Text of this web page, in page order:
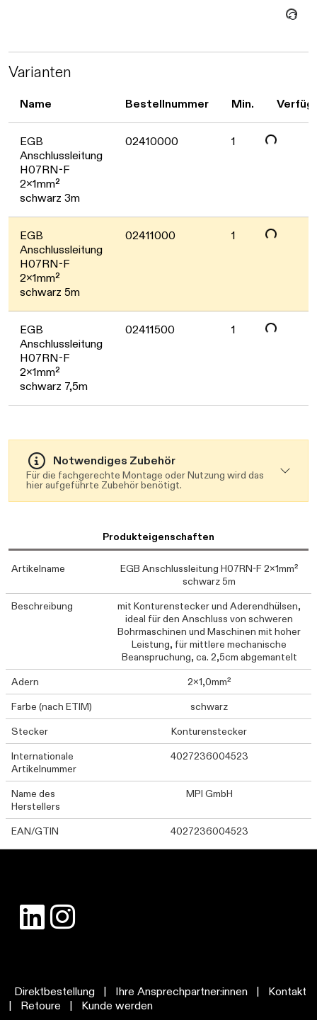
Daten werden geladen. Bitte warten...
Varianten
Name Bestellnummer Min.
EGB
Anschlussleitung
H07RN-F
2x1mm²
schwarz 3m
02410000 1
Daten werden geladen. Bitte warten...
EGB
Anschlussleitung
H07RN-F
2x1mm²
schwarz 5m
02411000 1
Daten werden geladen. Bitte warten...
EGB
Anschlussleitung
H07RN-F
2x1mm²
schwarz 7,5m
02411500 1
Daten werden geladen. Bitte warten...
Notwendiges Zubehör
Für die fachgerechte Montage oder Nutzung wird das
hier aufgeführte Zubehör benötigt.
Produkteigenschaften
Artikelname
EGB Anschlussleitung H07RN-F 2x1mm²
schwarz 5m
Beschreibung
mit Konturenstecker und Aderendhülsen,
ideal für den Anschluss von schweren
Bohrmaschinen und Maschinen mit hoher
Leistung, für mittlere mechanische
Beanspruchung, ca. 2,5cm abgemantelt
Adern
2x1,0mm²
Farbe (nach ETIM)
schwarz
Stecker
Konturenstecker
Internationale
Artikelnummer
4027236004523
Name des
Herstellers
MPI GmbH
EAN/GTIN 4027236004523
Direktbestellung Ihre Ansprechpartner:innen
Kontakt
Retoure
Kunde werden